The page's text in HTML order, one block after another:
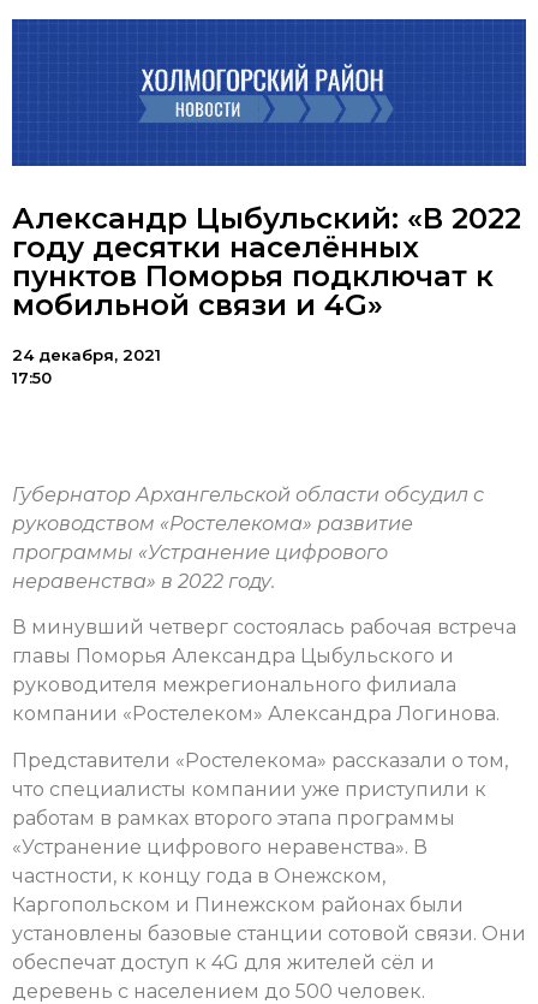
Александр Цыбульский: «В 2022
году десятки населённых
пунктов Поморья подключат к
мобильной связи и 4G»
24 декабря, 2021
17:50
Губернатор Архангельской области обсудил с
руководством «Ростелекома» развитие
программы «Устранение цифрового
неравенства» в 2022 году.
В минувший четверг состоялась рабочая встреча
главы Поморья Александра Цыбульского и
руководителя межрегионального филиала
компании «Ростелеком» Александра Логинова.
Представители «Ростелекома» рассказали о том,
что специалисты компании уже приступили к
работам в рамках второго этапа программы
«Устранение цифрового неравенства». В
частности, к концу года в Онежском,
Каргопольском и Пинежском районах были
установлены базовые станции сотовой связи. Они
обеспечат доступ к 4G для жителей сёл и
деревень с населением до 500 человек.